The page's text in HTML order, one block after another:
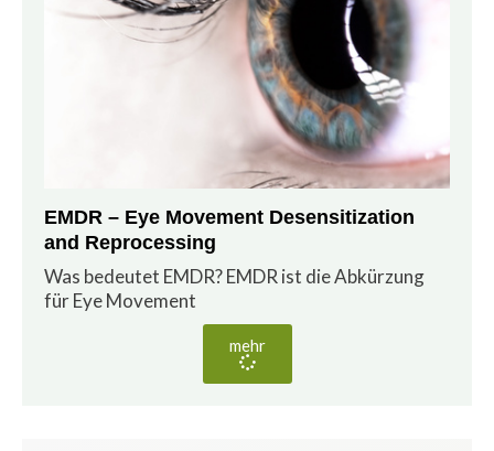
EMDR – Eye Movement Desensitization
and Reprocessing
Was bedeutet EMDR? EMDR ist die Abkürzung
für Eye Movement
mehr